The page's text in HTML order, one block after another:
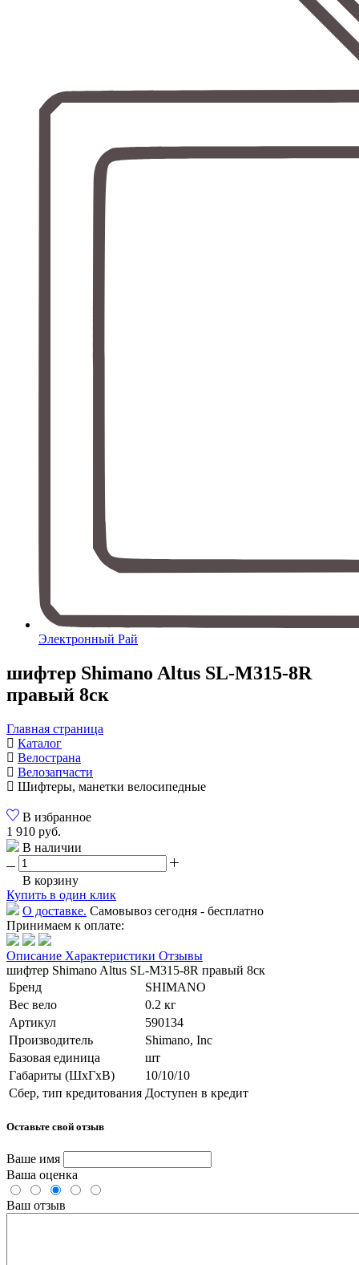
Электронный Рай
шифтер Shimano Altus SL-M315-8R
правый 8cк
Главная страница
Каталог
Велострана
Велозапчасти
Шифтеры, манетки велосипедные
В избранное
1 910 руб.
В наличии
В корзину
Купить в один клик
О доставке. Самовывоз сегодня - бесплатно
Принимаем к оплате:
Описание Характеристики Отзывы
шифтер Shimano Altus SL-M315-8R правый 8cк
Бренд
SHIMANO
Вес вело
0.2 кг
Артикул
590134
Производитель
Shimano, Inc
Базовая единица
шт
Габариты (ШхГхВ)
10/10/10
Сбер, тип кредитования Доступен в кредит
Оставьте свой отзыв
Ваше имя
Ваша оценка
Ваш отзыв